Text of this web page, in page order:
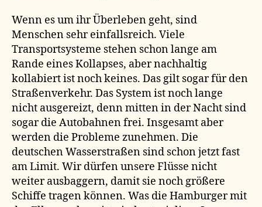
Wenn es um ihr Überleben geht, sind
Menschen sehr einfallsreich. Viele
Transportsysteme stehen schon lange am
Rande eines Kollapses, aber nachhaltig
kollabiert ist noch keines. Das gilt sogar für den
Straßenverkehr. Das System ist noch lange
nicht ausgereizt, denn mitten in der Nacht sind
sogar die Autobahnen frei. Insgesamt aber
werden die Probleme zunehmen. Die
deutschen Wasserstraßen sind schon jetzt fast
am Limit. Wir dürfen unsere Flüsse nicht
weiter ausbaggern, damit sie noch größere
Schiffe tragen können. Was die Hamburger mit